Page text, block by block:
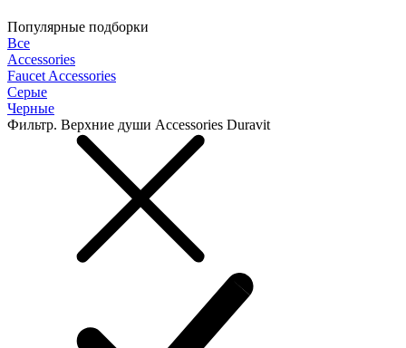
Популярные подборки
Все
Accessories
Faucet Accessories
Серые
Черные
Фильтр. Верхние души Accessories Duravit